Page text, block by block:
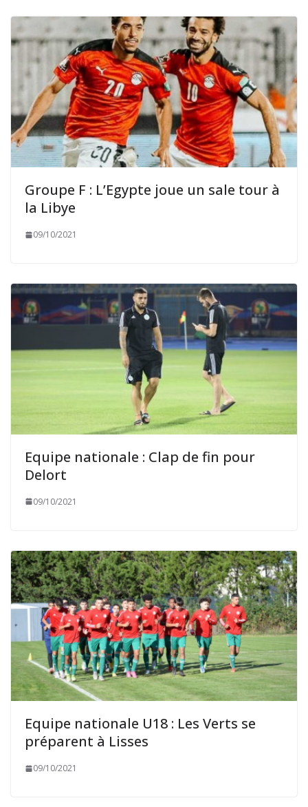
Groupe F : L’Egypte joue un sale tour à
la Libye
09/10/2021
Equipe nationale : Clap de fin pour
Delort
09/10/2021
Equipe nationale U18 : Les Verts se
préparent à Lisses
09/10/2021